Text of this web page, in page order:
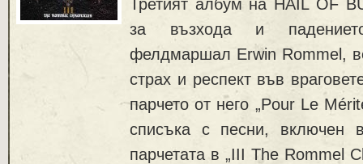
Третият албум на HAIL OF
за възхода и
фелдмаршал Erwin Rommel,
страх и респект във
парчето от него „Pour Le
списъка с песни, включен
парчетата в „III The Rommel